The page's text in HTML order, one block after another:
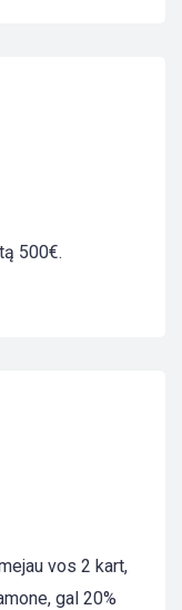
500€.
vos 2 kart,
gal 20%